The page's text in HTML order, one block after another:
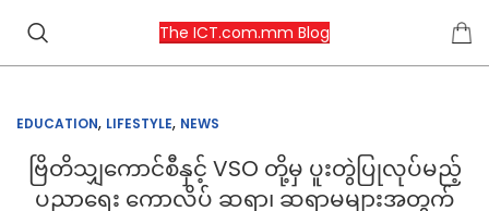
The ICT.com.mm Blog
EDUCATION, LIFESTYLE, NEWS
ဗြိတိသျှကောင်စီနှင့် VSO တို့မှ ပူးတွဲပြုလုပ်မည့်
ပညာရေး ကောလိပ် ဆရာ၊ ဆရာမများအတွက်